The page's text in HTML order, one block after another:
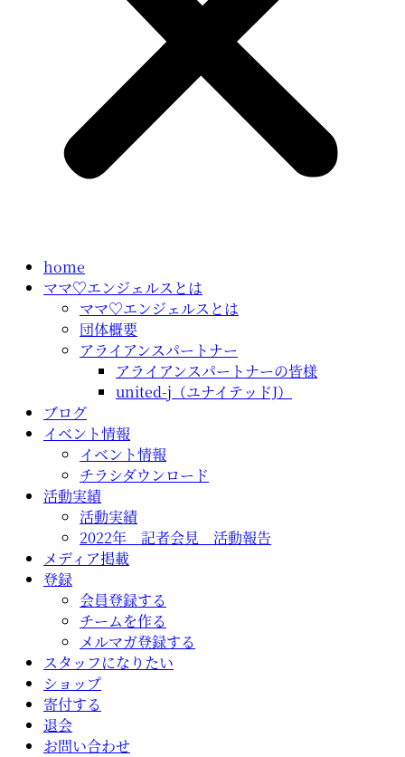
home
ママ♡エンジェルスとは
ママ♡エンジェルスとは
団体概要
アライアンスパートナー
アライアンスパートナーの皆様
united-j（ユナイテッドJ）
ブログ
イベント情報
イベント情報
チラシダウンロード
活動実績
活動実績
2022年 記者会見 活動報告
メディア掲載
登録
会員登録する
チームを作る
メルマガ登録する
スタッフになりたい
ショップ
寄付する
退会
お問い合わせ